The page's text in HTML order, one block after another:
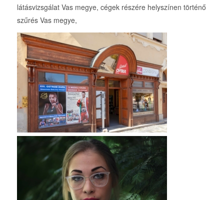
látásvizsgálat Vas megye, cégek részére helyszínen történő
szűrés Vas megye,